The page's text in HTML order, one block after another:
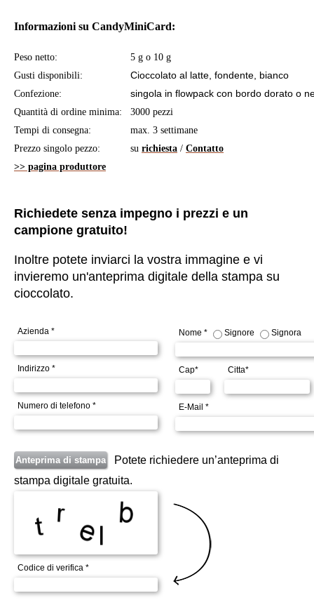
Informazioni su CandyMiniCard:
Peso netto:
5 g o 10 g
Gusti disponibili:
Cioccolato al latte, fondente, bianco
Confezione: singola in flowpack con bordo dorato o
Quantità di ordine minima:
3000 pezzi
Tempi di consegna:
max. 3 settimane
Prezzo singolo pezzo:
su richiesta / Contatto
>> pagina produttore
Richiedete senza impegno i prezzi e un
campione gratuito!
Inoltre potete inviarci la vostra immagine e vi
invieremo un'anteprima digitale della stampa su
cioccolato.
Azienda *
Indirizzo *
Numero di telefono *
Nome * Signore Signora
Cap* Citta*
E-Mail *
Potete richiedere un’anteprima di
stampa digitale gratuita.
Codice di verifica *